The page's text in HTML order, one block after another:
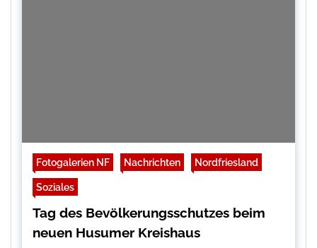
Fotogalerien NF Nachrichten Nordfriesland
Soziales
Tag des Bevölkerungsschutzes beim
neuen Husumer Kreishaus